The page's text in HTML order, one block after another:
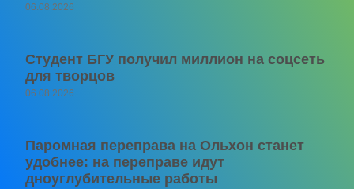
06.08.2026
Студент БГУ получил миллион на соцсеть
для творцов
06.08.2026
Паромная переправа на Ольхон станет
удобнее: на переправе идут
дноуглубительные работы